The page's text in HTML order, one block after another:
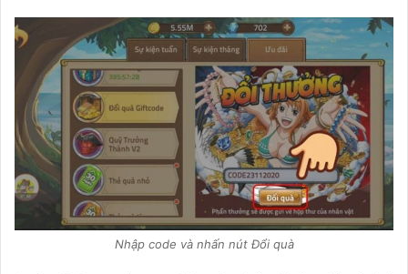
Nhập code và nhấn nút Đổi quà